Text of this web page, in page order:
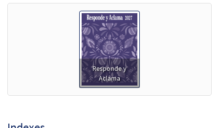
Responde y
Aclama